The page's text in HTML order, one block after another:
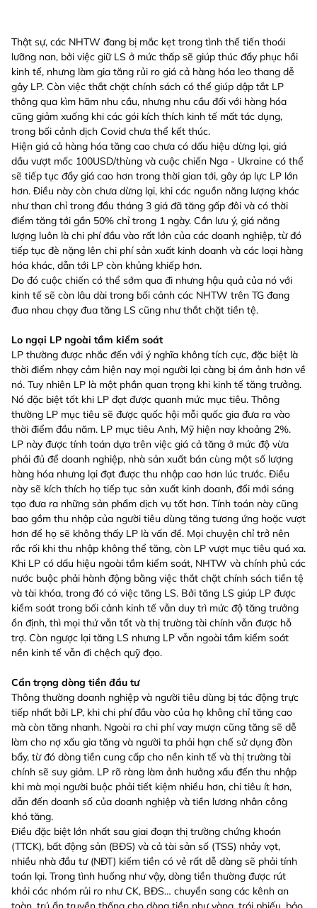
Thật sự, các NHTW đang bị mắc kẹt trong tình thế tiến thoái
lưỡng nan, bởi việc giữ LS ở mức thấp sẽ giúp thúc đẩy phục hồi
kinh tế, nhưng làm gia tăng rủi ro giá cả hàng hóa leo thang dễ
gây LP. Còn việc thắt chặt chính sách có thể giúp dập tắt LP
thông qua kìm hãm nhu cầu, nhưng nhu cầu đối với hàng hóa
cũng giảm xuống khi các gói kích thích kinh tế mất tác dụng,
trong bối cảnh dịch Covid chưa thể kết thúc.
Hiện giá cả hàng hóa tăng cao chưa có dấu hiệu dừng lại, giá
dầu vượt mốc 100USD/thùng và cuộc chiến Nga - Ukraine có thể
sẽ tiếp tục đẩy giá cao hơn trong thời gian tới, gây áp lực LP lớn
hơn. Điều này còn chưa dừng lại, khi các nguồn năng lượng khác
như than chỉ trong đầu tháng 3 giá đã tăng gấp đôi và có thời
điểm tăng tới gần 50% chỉ trong 1 ngày. Cần lưu ý, giá năng
lượng luôn là chi phí đầu vào rất lớn của các doanh nghiệp, từ đó
tiếp tục đè nặng lên chi phí sản xuất kinh doanh và các loại hàng
hóa khác, dẫn tới LP còn khủng khiếp hơn.
Do đó cuộc chiến có thể sớm qua đi nhưng hậu quả của nó với
kinh tế sẽ còn lâu dài trong bối cảnh các NHTW trên TG đang
đua nhau chạy đua tăng LS cũng như thắt chặt tiền tệ.
Lo ngại LP ngoài tầm kiểm soát
LP thường được nhắc đến với ý nghĩa không tích cực, đặc biệt là
thời điểm nhạy cảm hiện nay mọi người lại càng bị ám ảnh hơn về
nó. Tuy nhiên LP là một phần quan trọng khi kinh tế tăng trưởng.
Nó đặc biệt tốt khi LP đạt được quanh mức mục tiêu. Thông
thường LP mục tiêu sẽ được quốc hội mỗi quốc gia đưa ra vào
thời điểm đầu năm. LP mục tiêu Anh, Mỹ hiện nay khoảng 2%.
LP này được tính toán dựa trên việc giá cả tăng ở mức độ vừa
phải đủ để doanh nghiệp, nhà sản xuất bán cùng một số lượng
hàng hóa nhưng lại đạt được thu nhập cao hơn lúc trước. Điều
này sẽ kích thích họ tiếp tục sản xuất kinh doanh, đổi mới sáng
tạo đưa ra những sản phẩm dịch vụ tốt hơn. Tính toán này cũng
bao gồm thu nhập của người tiêu dùng tăng tương ứng hoặc vượt
hơn để họ sẽ không thấy LP là vấn đề. Mọi chuyện chỉ trở nên
rắc rối khi thu nhập không thể tăng, còn LP vượt mục tiêu quá xa.
Khi LP có dấu hiệu ngoài tầm kiểm soát, NHTW và chính phủ các
nước buộc phải hành động bằng việc thắt chặt chính sách tiền tệ
và tài khóa, trong đó có việc tăng LS. Bởi tăng LS giúp LP được
kiểm soát trong bối cảnh kinh tế vẫn duy trì mức độ tăng trưởng
ổn định, thì mọi thứ vẫn tốt và thị trường tài chính vẫn được hỗ
trợ. Còn ngược lại tăng LS nhưng LP vẫn ngoài tầm kiểm soát
nền kinh tế vẫn đi chệch quỹ đạo.
Cẩn trọng dòng tiền đầu tư
Thông thường doanh nghiệp và người tiêu dùng bị tác động trực
tiếp nhất bởi LP, khi chi phí đầu vào của họ không chỉ tăng cao
mà còn tăng nhanh. Ngoài ra chi phí vay mượn cũng tăng sẽ dễ
làm cho nợ xấu gia tăng và người ta phải hạn chế sử dụng đòn
bẩy, từ đó dòng tiền cung cấp cho nền kinh tế và thị trường tài
chính sẽ suy giảm. LP rõ ràng làm ảnh hưởng xấu đến thu nhập
khi mà mọi người buộc phải tiết kiệm nhiều hơn, chi tiêu ít hơn,
dẫn đến doanh số của doanh nghiệp và tiền lương nhân công
khó tăng.
Điều đặc biệt lớn nhất sau giai đoạn thị trường chứng khoán
(TTCK), bất động sản (BĐS) và cả tài sản số (TSS) nhảy vọt,
nhiều nhà đầu tư (NĐT) kiếm tiền có vẻ rất dễ dàng sẽ phải tính
toán lại. Trong tình huống như vậy, dòng tiền thường được rút
khỏi các nhóm rủi ro như CK, BĐS… chuyển sang các kênh an